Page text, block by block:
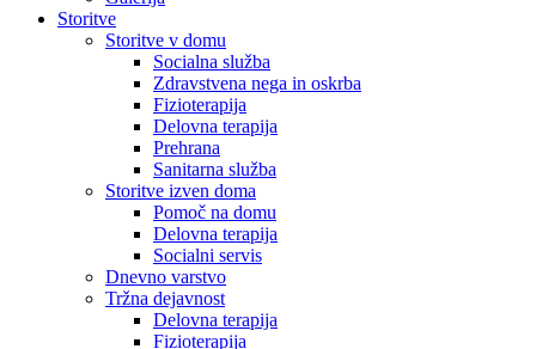
Storitve
Storitve v domu
Socialna služba
Zdravstvena nega in oskrba
Fizioterapija
Delovna terapija
Prehrana
Sanitarna služba
Storitve izven doma
Pomoč na domu
Delovna terapija
Socialni servis
Dnevno varstvo
Tržna dejavnost
Delovna terapija
Fizioterapija